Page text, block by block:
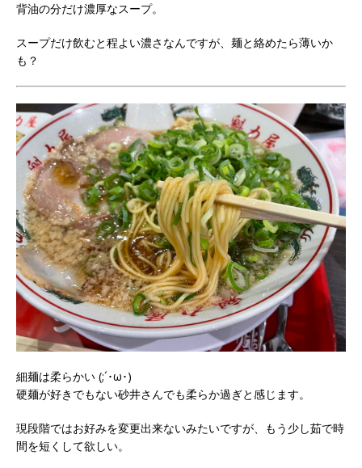
背油の分だけ濃厚なスープ。
スープだけ飲むと程よい濃さなんですが、麺と絡めたら薄いか
も？
細麺は柔らかい (;´･ω･)
硬麺が好きでもない砂井さんでも柔らか過ぎと感じます。
現段階ではお好みを変更出来ないみたいですが、もう少し茹で時
間を短くして欲しい。